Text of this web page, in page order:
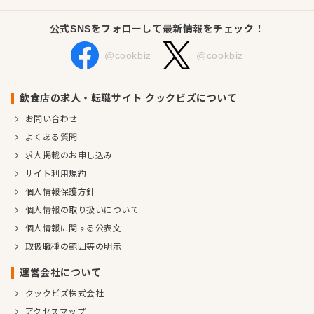
公式SNSをフォローして最新情報をチェック！
@cookbiz @cookbiz
飲食店の求人・転職サイト クックビズについて
お問い合わせ
よくある質問
求人掲載のお申し込み
サイト利用規約
個人情報保護方針
個人情報の取り扱いについて
個人情報に関する公表文
取扱職種の範囲等の明示
運営会社について
クックビズ株式会社
アクセスマップ